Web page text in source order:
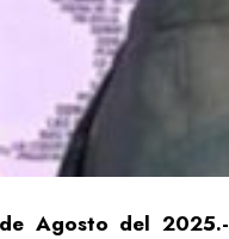
Agosto del 2025.-